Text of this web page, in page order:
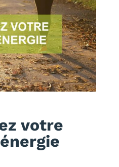
votre